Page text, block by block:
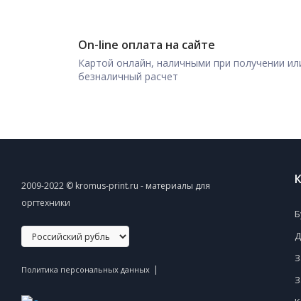
On-line оплата на сайте
Картой онлайн, наличными при получении
безналичный расчет
2009-2022 © kromus-print.ru - материалы для
оргтехники
Политика персональных данных |